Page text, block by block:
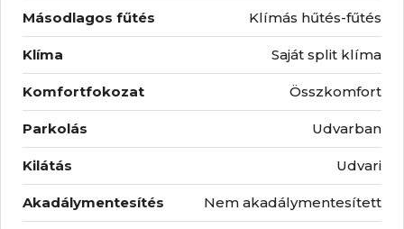
Másodlagos fűtés Klímás hűtés-fűtés
Klíma Saját split klíma
Komfortfokozat Összkomfort
Parkolás Udvarban
Kilátás Udvari
Akadálymentesítés Nem akadálymentesített